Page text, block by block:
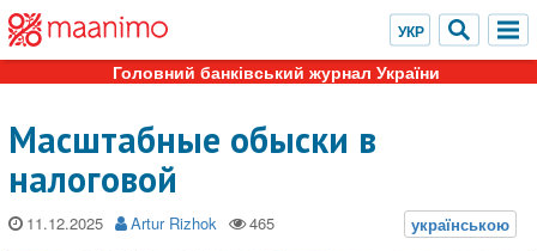
Головний банківський журнал України
Масштабные обыски в
налоговой
11.12.2025 Artur Rizhok